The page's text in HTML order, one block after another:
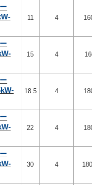
11 4
15 4
18.5 4
22 4
30 4